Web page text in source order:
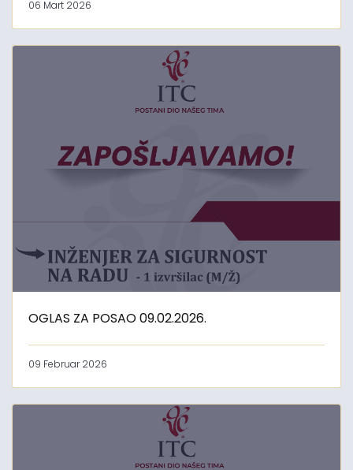
06 Mart 2026
OGLAS ZA POSAO 09.02.2026.
09 Februar 2026